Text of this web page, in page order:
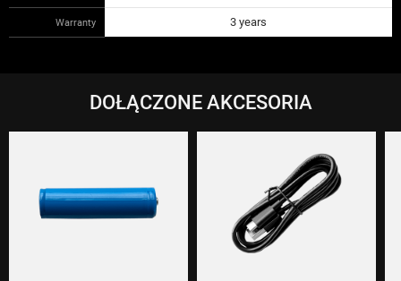
Warranty 3 years
DOŁĄCZONE AKCESORIA